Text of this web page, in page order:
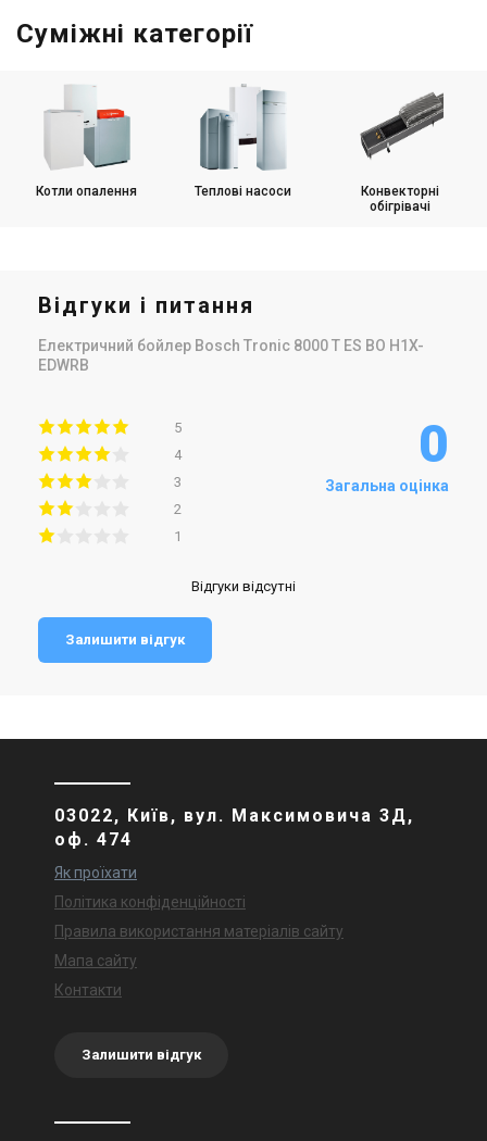
Суміжні категорії
Котли опалення Теплові насоси
Конвекторні
обігрівачі
Відгуки і питання
Електричний бойлер Bosch Tronic 8000 T ES BO H1X-
EDWRB
5
4
3
2
1
0
Загальна оцінка
Відгуки відсутні
Залишити відгук
03022, Київ, вул. Максимовича 3Д,
оф. 474
Як проїхати
Політика конфіденційності
Правила використання матеріалів сайту
Мапа сайту
Контакти
Залишити відгук